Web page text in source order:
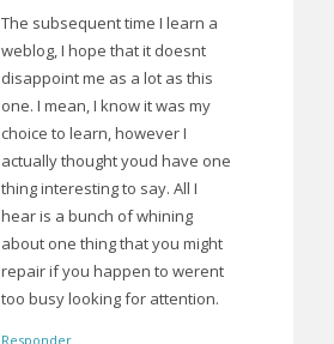
The subsequent time I learn a
weblog, I hope that it doesnt
disappoint me as a lot as this
one. I mean, I know it was my
choice to learn, however I
actually thought youd have one
thing interesting to say. All I
hear is a bunch of whining
about one thing that you might
repair if you happen to werent
too busy looking for attention.
Responder